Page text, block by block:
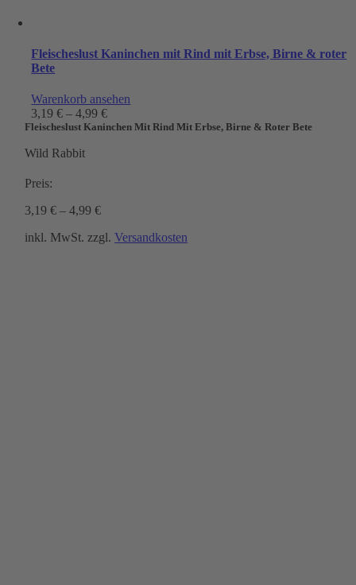
Fleischeslust Kaninchen mit Rind mit Erbse, Birne & roter
Bete
Warenkorb ansehen
3,19€ –4,99€
Fleischeslust Kaninchen Mit Rind Mit Erbse, Birne & Roter Bete
Wild Rabbit
Preis:
3,19€ –4,99€
inkl. MwSt. zzgl.Versandkosten